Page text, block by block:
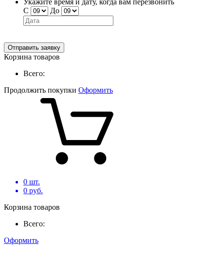
Укажите время и дату, когда вам перезвонить
С
До
Отправить заявку
Корзина товаров
Всего:
Продолжить покупки Оформить
0 шт.
0 руб.
Корзина товаров
Всего:
Оформить